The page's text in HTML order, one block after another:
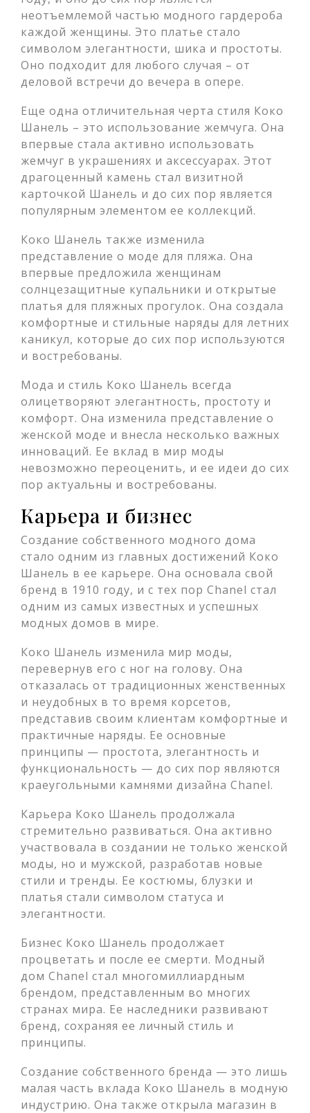
неотъемлемой частью модного гардероба
каждой женщины. Это платье стало
символом элегантности, шика и простоты.
Оно подходит для любого случая – от
деловой встречи до вечера в опере.
Еще одна отличительная черта стиля Коко
Шанель – это использование жемчуга. Она
впервые стала активно использовать
жемчуг в украшениях и аксессуарах. Этот
драгоценный камень стал визитной
карточкой Шанель и до сих пор является
популярным элементом ее коллекций.
Коко Шанель также изменила
представление о моде для пляжа. Она
впервые предложила женщинам
солнцезащитные купальники и открытые
платья для пляжных прогулок. Она создала
комфортные и стильные наряды для летних
каникул, которые до сих пор используются
и востребованы.
Мода и стиль Коко Шанель всегда
олицетворяют элегантность, простоту и
комфорт. Она изменила представление о
женской моде и внесла несколько важных
инноваций. Ее вклад в мир моды
невозможно переоценить, и ее идеи до сих
пор актуальны и востребованы.
Карьера и бизнес
Создание собственного модного дома
стало одним из главных достижений Коко
Шанель в ее карьере. Она основала свой
бренд в 1910 году, и с тех пор Chanel стал
одним из самых известных и успешных
модных домов в мире.
Коко Шанель изменила мир моды,
перевернув его с ног на голову. Она
отказалась от традиционных женственных
и неудобных в то время корсетов,
представив своим клиентам комфортные и
практичные наряды. Ее основные
принципы — простота, элегантность и
функциональность — до сих пор являются
краеугольными камнями дизайна Chanel.
Карьера Коко Шанель продолжала
стремительно развиваться. Она активно
участвовала в создании не только женской
моды, но и мужской, разработав новые
стили и тренды. Ее костюмы, блузки и
платья стали символом статуса и
элегантности.
Бизнес Коко Шанель продолжает
процветать и после ее смерти. Модный
дом Chanel стал многомиллиардным
брендом, представленным во многих
странах мира. Ее наследники развивают
бренд, сохраняя ее личный стиль и
принципы.
Создание собственного бренда — это лишь
малая часть вклада Коко Шанель в модную
индустрию. Она также открыла магазин в